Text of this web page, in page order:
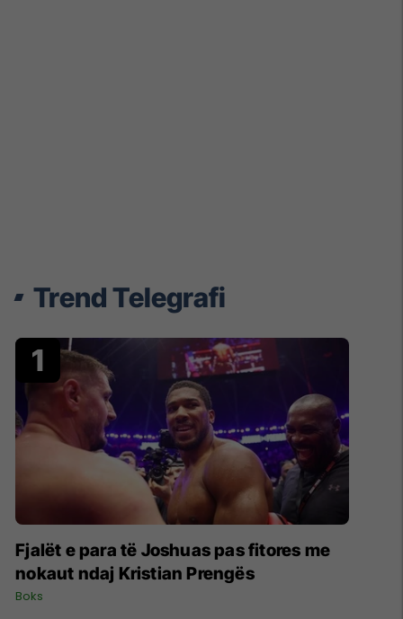
Trend Telegrafi
Fjalët e para të Joshuas pas fitores me
nokaut ndaj Kristian Prengës
Boks